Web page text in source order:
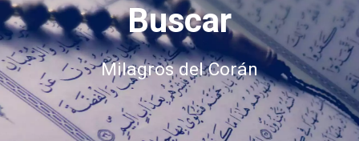
Buscar
Milagros del Corán